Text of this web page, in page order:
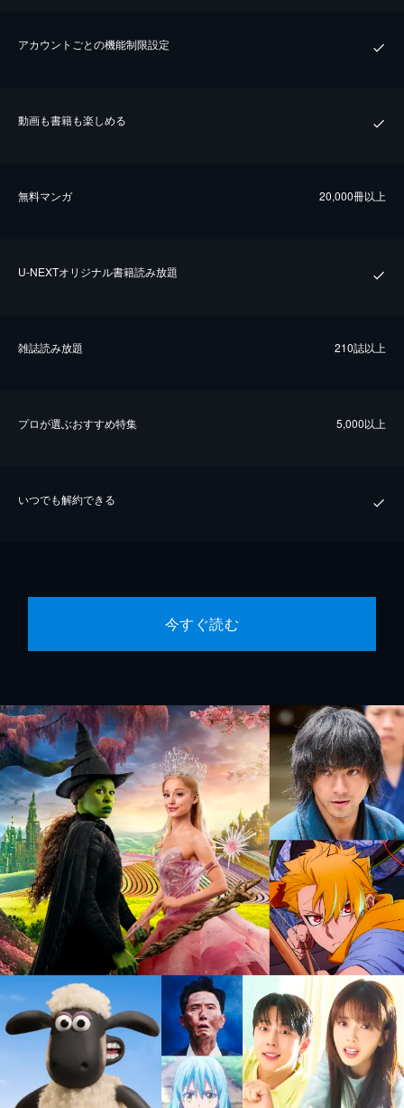
アカウントごとの機能制限設定
動画も書籍も楽しめる
無料マンガ 20,000冊以上
U-NEXTオリジナル書籍読み放題
雑誌読み放題 210誌以上
プロが選ぶおすすめ特集 5,000以上
いつでも解約できる
今すぐ読む